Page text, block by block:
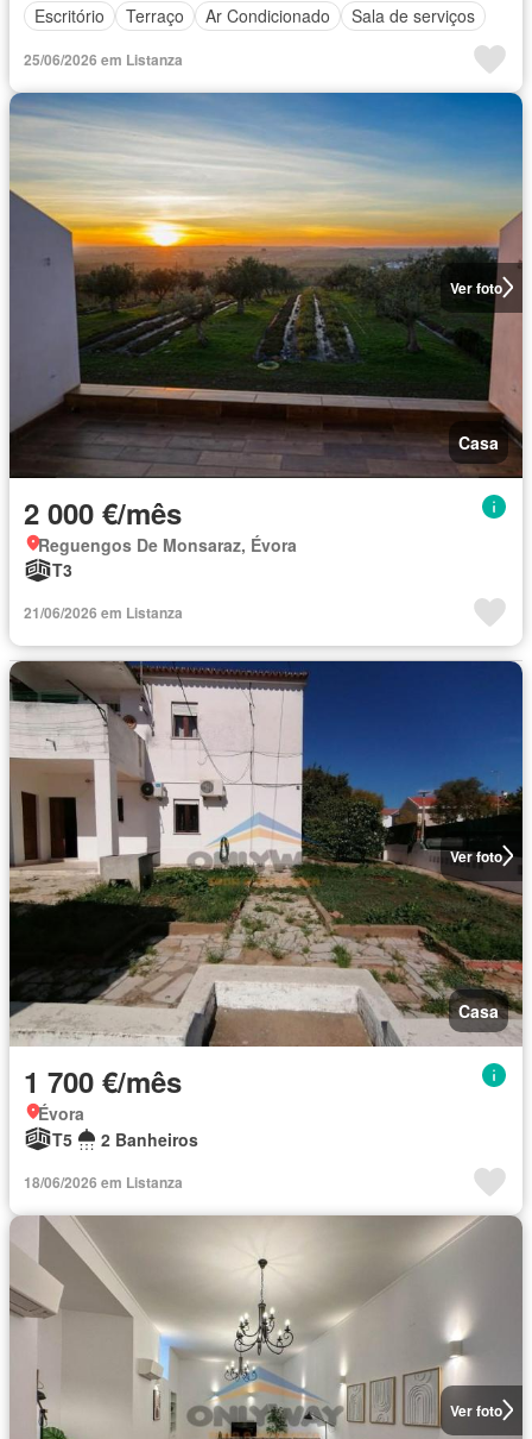
Escritório
Terraço Ar Condicionado Sala de serviços
25/06/2026 em Listanza
Ver foto
Casa
2 000 €/mês
Reguengos De Monsaraz, Évora
T3
21/06/2026 em Listanza
Ver foto
Casa
1 700 €/mês
Évora
T5
2 Banheiros
18/06/2026 em Listanza
Ver foto